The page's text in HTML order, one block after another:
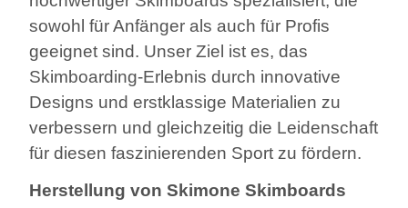
sowohl für Anfänger als auch für Profis
geeignet sind. Unser Ziel ist es, das
Skimboarding-Erlebnis durch innovative
Designs und erstklassige Materialien zu
verbessern und gleichzeitig die Leidenschaft
für diesen faszinierenden Sport zu fördern.
Herstellung von Skimone Skimboards